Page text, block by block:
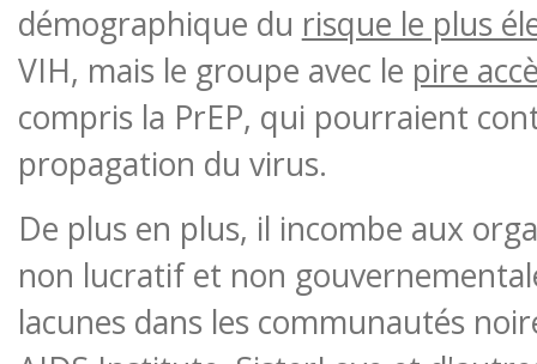
démographique du risque le plus
VIH, mais le groupe avec le pire
compris la PrEP, qui pourraient
propagation du virus.
De plus en plus, il incombe aux
non lucratif et non
lacunes dans les communautés